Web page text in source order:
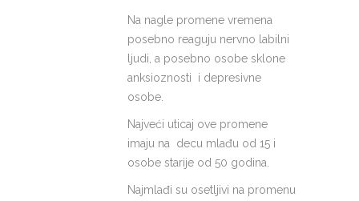
Na nagle promene vremena
posebno reaguju nervno labilni
ljudi, a posebno osobe sklone
anksioznosti i depresivne
osobe.
Najveći uticaj ove promene
imaju na decu mlađu od 15 i
osobe starije od 50 godina.
Najmlađi su osetljivi na promenu